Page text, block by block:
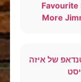
Favourite
More
של איזה